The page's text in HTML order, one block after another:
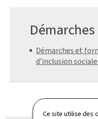
Ce site utilise des
Démarches
Démarches et
d’inclusion sociale